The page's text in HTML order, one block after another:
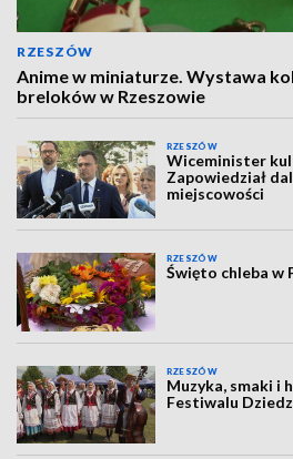
RZESZÓW
Anime w miniaturze. Wystawa
breloków w Rzeszowie
RZESZÓW
Wiceminister
Zapowiedział
miejscowości
RZESZÓW
Święto chleba w
RZESZÓW
Muzyka, smaki i
Festiwalu